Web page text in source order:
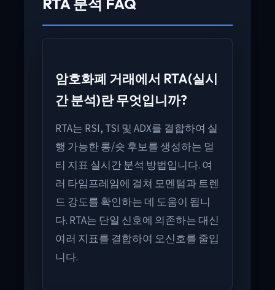
RTA 분석 FAQ
암호화폐 거래에서 RTA(실시
간 분석)란 무엇입니까?
RTA는 RSI, TSI 및 ADX를 결합하여 실
행 가능한 롱/숏 후보를 생성하는 멀
티 지표 실시간 분석 방법입니다. 여
러 타임프레임에 걸쳐 모멘텀과 트렌
드 강도를 확인하는 데 도움이 됩니
다. RTA는 단일 신호에 의존하는 대신
여러 지표를 결합하여 오신호를 줄입
니다.